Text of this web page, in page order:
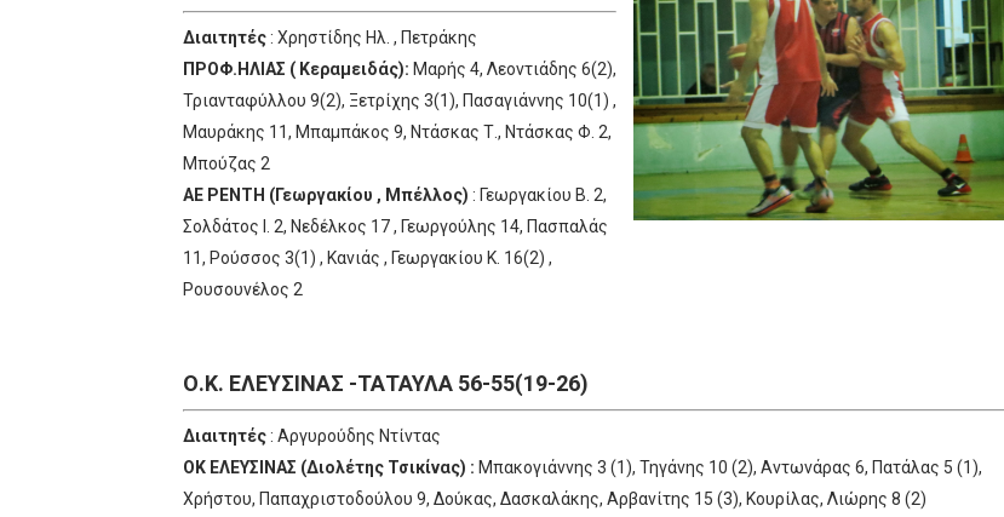
Διαιτητές: Χρηστίδης Ηλ. , Πετράκης
ΠΡΟΦ.ΗΛΙΑΣ ( Κεραμειδάς): Μαρής 4, Λεοντιάδης 6(2),
Τριανταφύλλου 9(2), Ξετρίχης 3(1), Πασαγιάννης 10(1) ,
Μαυράκης 11, Μπαμπάκος 9, Ντάσκας Τ., Ντάσκας Φ. 2,
Μπούζας 2
ΑΕ ΡΕΝΤΗ (Γεωργακίου , Μπέλλος) : Γεωργακίου Β. 2,
Σολδάτος Ι. 2, Νεδέλκος 17 , Γεωργούλης 14, Πασπαλάς
11, Ρούσσος 3(1) , Κανιάς , Γεωργακίου Κ. 16(2) ,
Ρουσουνέλος 2
Ο.Κ. ΕΛΕΥΣΙΝΑΣ -ΤΑΤΑΥΛΑ 56-55(19-26)
Διαιτητές: Αργυρούδης Ντίντας
ΟΚ ΕΛΕΥΣΙΝΑΣ (Διολέτης Τσικίνας) : Μπακογιάννης 3 (1), Τηγάνης 10 (2), Αντωνάρας 6, Πατάλας 5 (1),
Χρήστου, Παπαχριστοδούλου 9, Δούκας, Δασκαλάκης, Αρβανίτης 15 (3), Κουρίλας, Λιώρης 8 (2)